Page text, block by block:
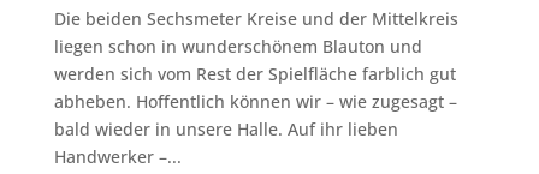
Die beiden Sechsmeter Kreise und der Mittelkreis
liegen schon in wunderschönem Blauton und
werden sich vom Rest der Spielfläche farblich gut
abheben. Hoffentlich können wir – wie zugesagt –
bald wieder in unsere Halle. Auf ihr lieben
Handwerker –...